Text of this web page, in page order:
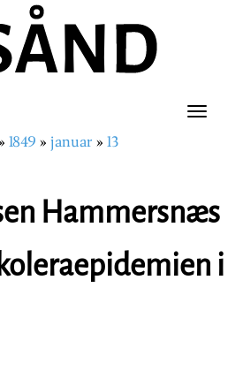
Toggle
1849 januar 13
Hammersnæs
i